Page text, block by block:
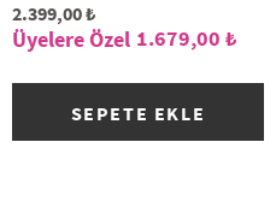
2.399,00 ₺
1.679,00 ₺
SEPETE EKLE